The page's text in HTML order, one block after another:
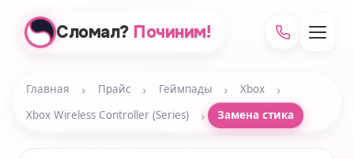
Сломал? Починим!
Главная › Прайс › Геймпады › Xbox ›
Xbox Wireless Controller (Series) › Замена стика